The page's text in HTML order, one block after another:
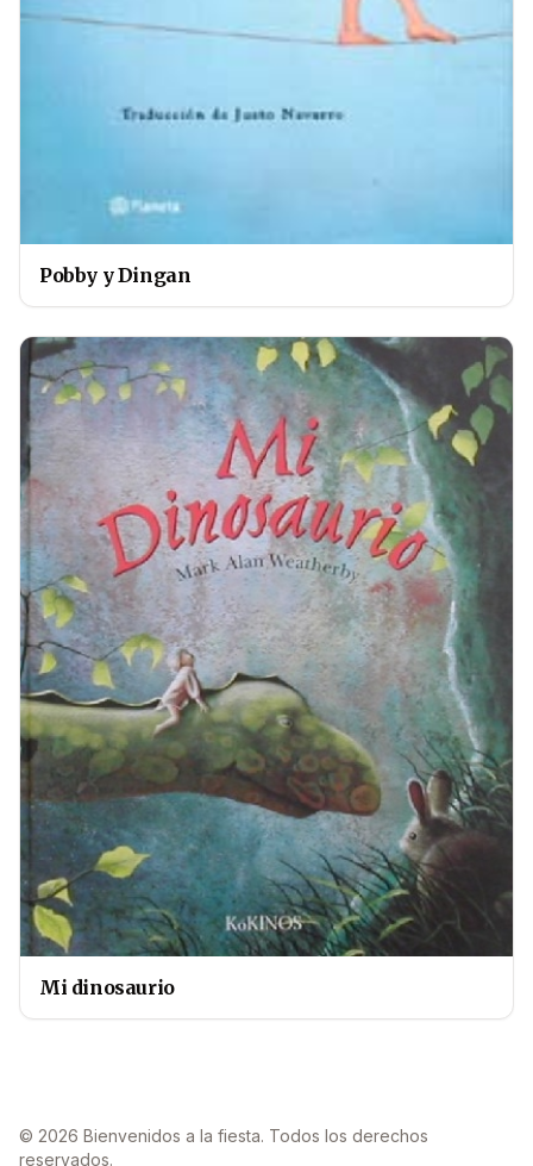
Pobby y Dingan
Mi dinosaurio
© 2026 Bienvenidos a la fiesta. Todos los derechos
reservados.